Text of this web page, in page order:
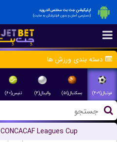
اپلیکیشن جت بت مختص اندروید
(دسترسی آسان و بدون فیلترشکن به سایت)
دسته بندی ورزش ها
فوتبال(۴۰۹) بسکتبال(۵۱) والیبال(۴) تنیس(۶۰)
CONCACAF Leagues Cup